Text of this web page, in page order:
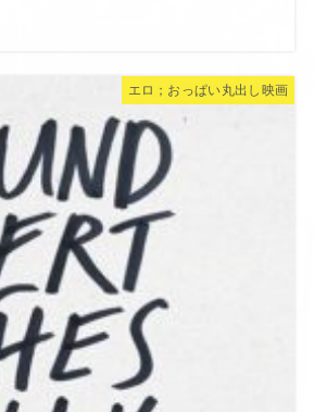
エロ；おっぱい丸出し映画